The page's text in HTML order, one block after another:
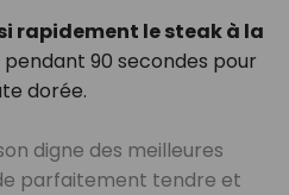
rapidement le steak à la
90 secondes pour
dorée.
digne des meilleures
parfaitement tendre et